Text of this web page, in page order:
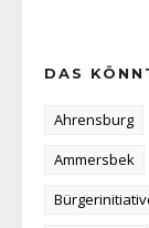
DAS
Ahrensburg
Ammersbek